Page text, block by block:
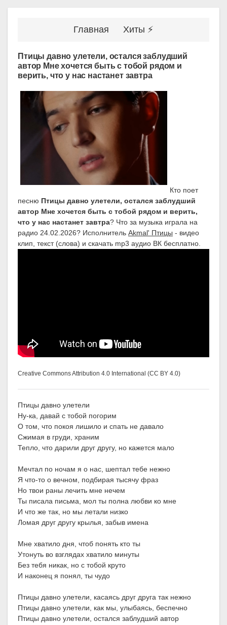
Главная Хиты ⚡
Птицы давно улетели, остался заблудший
автор Мне хочется быть с тобой рядом и
верить, что у нас настанет завтра
Кто поет
песню Птицы давно улетели, остался заблудший
автор Мне хочется быть с тобой рядом и верить,
что у нас настанет завтра? Что за музыка играла на
радио 24.02.2026? Исполнитель Akmal' Птицы - видео
клип, текст (слова) и скачать mp3 аудио ВК бесплатно.
Creative Commons Attribution 4.0 International (CC BY 4.0)
Птицы давно улетели
Ну-ка, давай с тобой погорим
О том, что покоя лишило и спать не давало
Сжимая в груди, храним
Тепло, что дарили друг другу, но кажется мало
Мечтал по ночам я о нас, шептал тебе нежно
Я что-то о вечном, подбирая тысячу фраз
Но твои раны лечить мне нечем
Ты писала письма, мол ты полна любви ко мне
И что же так, но мы летали низко
Ломая друг другу крылья, забыв имена
Мне хватило дня, чтоб понять кто ты
Утонуть во взглядах хватило минуты
Без тебя никак, но с тобой круто
И наконец я понял, ты чудо
Птицы давно улетели, касаясь друг друга так нежно
Птицы давно улетели, как мы, улыбаясь, беспечно
Птицы давно улетели, остался заблудший автор